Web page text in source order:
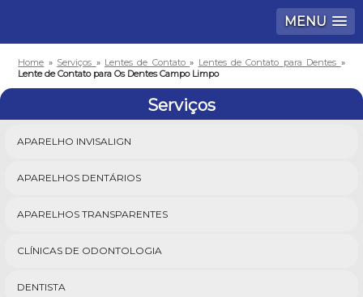
MENU
Home » Serviços » Lentes de Contato» Lentes de Contato para Dentes »
Lente de Contato para Os Dentes Campo Limpo
Serviços
APARELHO INVISALIGN
APARELHOS DENTÁRIOS
APARELHOS TRANSPARENTES
CLÍNICAS DE ODONTOLOGIA
DENTISTA